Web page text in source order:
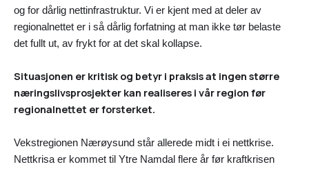
og for dårlig nettinfrastruktur. Vi er kjent med at deler av
regionalnettet er i så dårlig forfatning at man ikke tør belaste
det fullt ut, av frykt for at det skal kollapse.
Situasjonen er kritisk og betyr i praksis at ingen større
næringslivsprosjekter kan realiseres i vår region før
regionalnettet er forsterket.
Vekstregionen Nærøysund står allerede midt i ei nettkrise.
Nettkrisa er kommet til Ytre Namdal flere år før kraftkrisen